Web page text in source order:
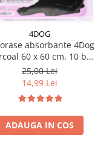
4DOG
absorbante 4Dog
60 x 60 cm, 10 buc
/ pachet
25,00 Lei
14,99 Lei
ADAUGA IN COS